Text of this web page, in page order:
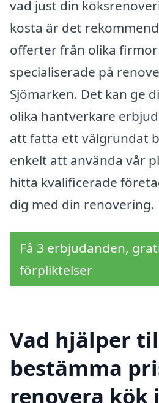
vad just din
kosta är det
offerter från olika
specialiserade på
Sjömarken. Det kan ge
olika hantverkare
att fatta ett välgrundat
enkelt att använda vår
hitta kvalificerade
dig med din renovering.
Få 3 erbjudanden,
förpliktelser
Vad hjälper
bestämma
renovera kök i